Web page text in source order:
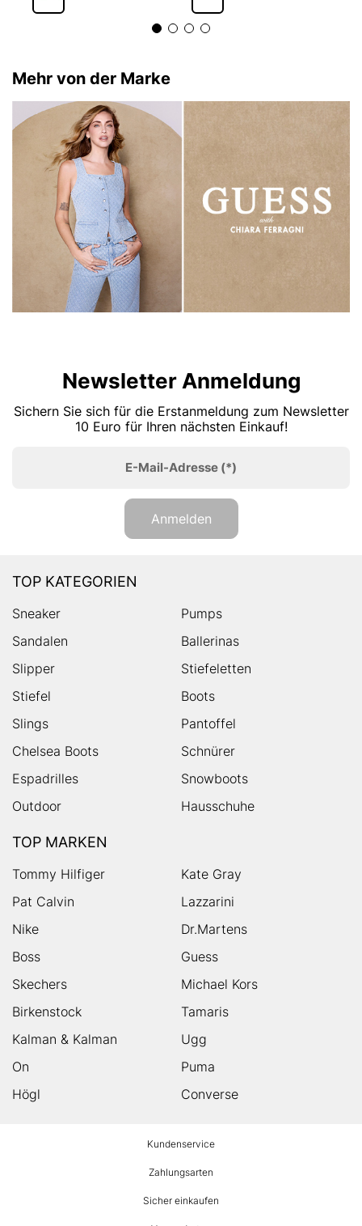
Mehr von der Marke
Newsletter Anmeldung
Sichern Sie sich für die Erstanmeldung zum Newsletter
10 Euro für Ihren nächsten Einkauf!
E-Mail-Adresse (*)
Anmelden
TOP KATEGORIEN
Sneaker
Pumps
Sandalen
Ballerinas
Slipper
Stiefeletten
Stiefel
Boots
Slings
Pantoffel
Chelsea Boots
Schnürer
Espadrilles
Snowboots
Outdoor
Hausschuhe
TOP MARKEN
Tommy Hilfiger
Kate Gray
Pat Calvin
Lazzarini
Nike
Dr.Martens
Boss
Guess
Skechers
Michael Kors
Birkenstock
Tamaris
Kalman & Kalman
Ugg
On
Puma
Högl
Converse
Kundenservice
Zahlungsarten
Sicher einkaufen